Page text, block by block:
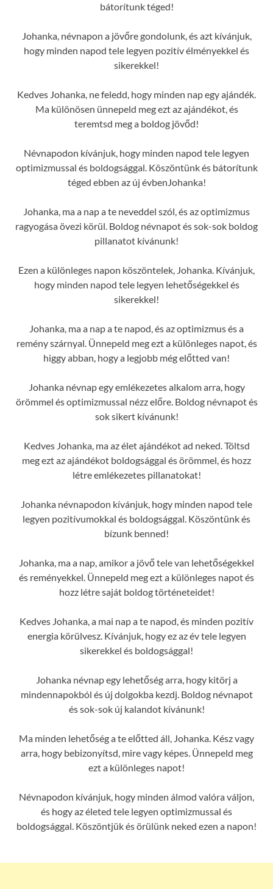
bátorítunk téged!
Johanka, névnapon a jövőre gondolunk, és azt kívánjuk,
hogy minden napod tele legyen pozitív élményekkel és
sikerekkel!
Kedves Johanka, ne feledd, hogy minden nap egy ajándék.
Ma különösen ünnepeld meg ezt az ajándékot, és
teremtsd meg a boldog jövőd!
Névnapodon kívánjuk, hogy minden napod tele legyen
optimizmussal és boldogsággal. Köszöntünk és bátorítunk
téged ebben az új évbenJohanka!
Johanka, ma a nap a te neveddel szól, és az optimizmus
ragyogása övezi körül. Boldog névnapot és sok-sok boldog
pillanatot kívánunk!
Ezen a különleges napon köszöntelek, Johanka. Kívánjuk,
hogy minden napod tele legyen lehetőségekkel és
sikerekkel!
Johanka, ma a nap a te napod, és az optimizmus és a
remény szárnyal. Ünnepeld meg ezt a különleges napot, és
higgy abban, hogy a legjobb még előtted van!
Johanka névnap egy emlékezetes alkalom arra, hogy
örömmel és optimizmussal nézz előre. Boldog névnapot és
sok sikert kívánunk!
Kedves Johanka, ma az élet ajándékot ad neked. Töltsd
meg ezt az ajándékot boldogsággal és örömmel, és hozz
létre emlékezetes pillanatokat!
Johanka névnapodon kívánjuk, hogy minden napod tele
legyen pozitívumokkal és boldogsággal. Köszöntünk és
bízunk benned!
Johanka, ma a nap, amikor a jövő tele van lehetőségekkel
és reményekkel. Ünnepeld meg ezt a különleges napot és
hozz létre saját boldog történeteidet!
Kedves Johanka, a mai nap a te napod, és minden pozitív
energia körülvesz. Kívánjuk, hogy ez az év tele legyen
sikerekkel és boldogsággal!
Johanka névnap egy lehetőség arra, hogy kitörj a
mindennapokból és új dolgokba kezdj. Boldog névnapot
és sok-sok új kalandot kívánunk!
Ma minden lehetőség a te előtted áll, Johanka. Kész vagy
arra, hogy bebizonyítsd, mire vagy képes. Ünnepeld meg
ezt a különleges napot!
Névnapodon kívánjuk, hogy minden álmod valóra váljon,
és hogy az életed tele legyen optimizmussal és
boldogsággal. Köszöntjük és örülünk neked ezen a napon!